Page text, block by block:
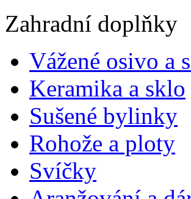
Zahradní doplňky
Vážené osivo a
Keramika a sklo
Sušené bylinky
Rohože a ploty
Svíčky